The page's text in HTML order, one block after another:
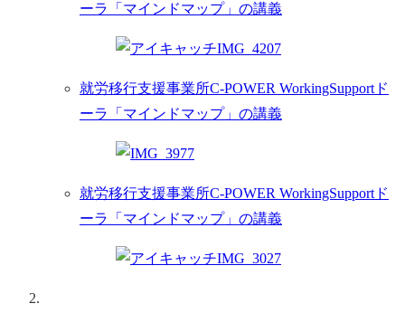
ーラ「マインドマップ」の講義
就労移行支援事業所C-POWER WorkingSupportド
ーラ「マインドマップ」の講義
就労移行支援事業所C-POWER WorkingSupportド
ーラ「マインドマップ」の講義